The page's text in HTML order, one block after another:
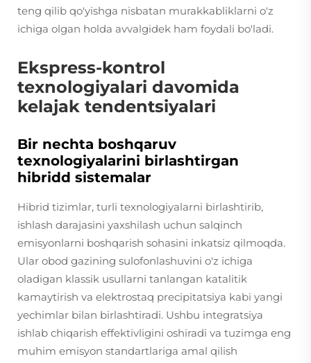
teng qilib qo'yishga nisbatan murakkabliklarni o'z
ichiga olgan holda avvalgidek ham foydali bo'ladi.
Ekspress-kontrol
texnologiyalari davomida
kelajak tendentsiyalari
Bir nechta boshqaruv
texnologiyalarini birlashtirgan
hibridd sistemalar
Hibrid tizimlar, turli texnologiyalarni birlashtirib,
ishlash darajasini yaxshilash uchun salqinch
emisyonlarni boshqarish sohasini inkatsiz qilmoqda.
Ular obod gazining sulofonlashuvini o'z ichiga
oladigan klassik usullarni tanlangan katalitik
kamaytirish va elektrostaq precipitatsiya kabi yangi
yechimlar bilan birlashtiradi. Ushbu integratsiya
ishlab chiqarish effektivligini oshiradi va tuzimga eng
muhim emisyon standartlariga amal qilish